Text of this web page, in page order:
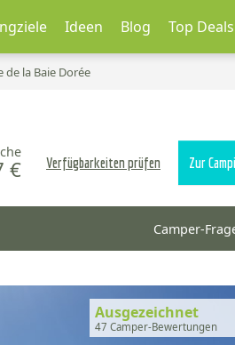
Ideen Blog Top Deals
de la Baie Dorée
€ Verfügbarkeiten prüfen Zur
Camper-
Ausgezeichnet
47 Camper-Bewertungen